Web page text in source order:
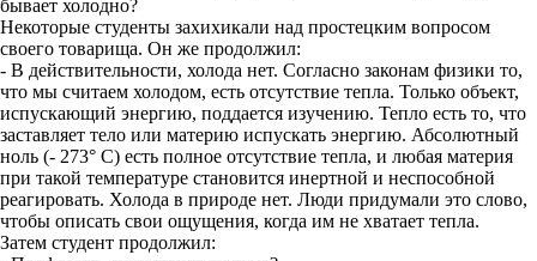
бывает холодно?
Некоторые студенты захихикали над простецким вопросом
своего товарища. Он же продолжил:
- В действительности, холода нет. Согласно законам физики то,
что мы считаем холодом, есть отсутствие тепла. Только объект,
испускающий энергию, поддается изучению. Тепло есть то, что
заставляет тело или материю испускать энергию. Абсолютный
ноль (- 273° С) есть полное отсутствие тепла, и любая материя
при такой температуре становится инертной и неспособной
реагировать. Холода в природе нет. Люди придумали это слово,
чтобы описать свои ощущения, когда им не хватает тепла.
Затем студент продолжил: